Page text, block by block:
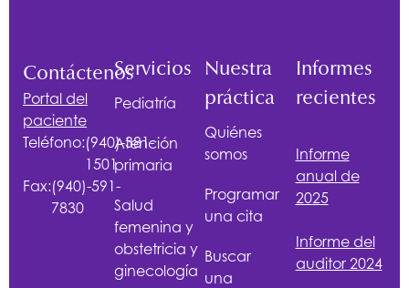
Contáctenos
Portal del
paciente
Teléfono:(940)-381-
1501
Fax:(940)-591-
7830
Servicios
Pediatría
Atención
primaria
Salud
femenina y
obstetricia y
ginecología
Nuestra
práctica
Quiénes
somos
Programar
una cita
Buscar
una
Informes
recientes
Informe
anual de
2025
Informe del
auditor 2024